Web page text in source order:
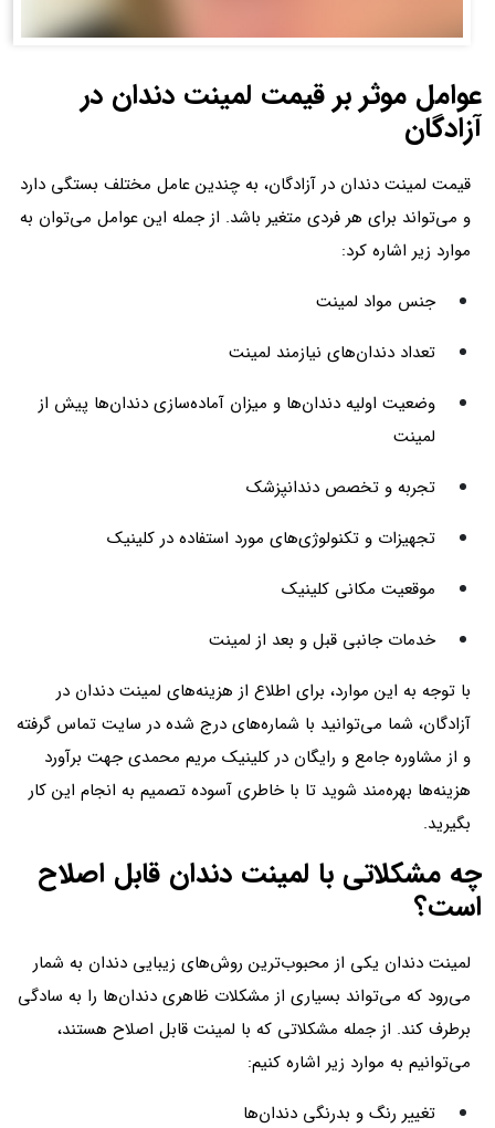
عوامل موثر بر قیمت لمینت دندان در
آزادگان
قیمت لمینت دندان در آزادگان، به چندین عامل مختلف بستگی دارد
و می‌تواند برای هر فردی متغیر باشد. از جمله این عوامل می‌توان به
موارد زیر اشاره کرد:
جنس مواد لمینت
تعداد دندان‌های نیازمند لمینت
وضعیت اولیه دندان‌ها و میزان آماده‌سازی دندان‌ها پیش از
لمینت
تجربه و تخصص دندانپزشک
تجهیزات و تکنولوژی‌های مورد استفاده در کلینیک
موقعیت مکانی کلینیک
خدمات جانبی قبل و بعد از لمینت
با توجه به این موارد، برای اطلاع از هزینه‌های لمینت دندان در
آزادگان، شما می‌توانید با شماره‌های درج شده در سایت تماس گرفته
و از مشاوره جامع و رایگان در کلینیک مریم محمدی جهت برآورد
هزینه‌ها بهره‌مند شوید تا با خاطری آسوده تصمیم به انجام این کار
بگیرید.
چه مشکلاتی با لمینت دندان قابل اصلاح
است؟
لمینت دندان یکی از محبوب‌ترین روش‌های زیبایی دندان به شمار
می‌رود که می‌تواند بسیاری از مشکلات ظاهری دندان‌ها را به سادگی
برطرف کند. از جمله مشکلاتی که با لمینت قابل اصلاح هستند،
می‌توانیم به موارد زیر اشاره کنیم:
تغییر رنگ و بدرنگی دندان‌ها